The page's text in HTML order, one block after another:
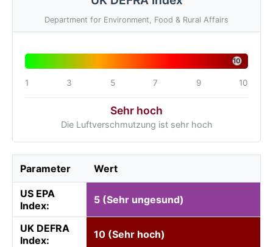
Department for Environment, Food & Rural Affairs
10
1 3 5 7 9 10
Sehr hoch
Die Luftverschmutzung ist sehr hoch
Parameter Wert
US EPA
Index:
5 (Sehr ungesund)
UK DEFRA
Index:
10 (Sehr hoch)